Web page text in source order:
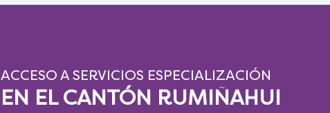
ACCESO A SERVICIOS ESPECIALIZACIÓN
EN EL CANTÓN RUMIÑAHUI